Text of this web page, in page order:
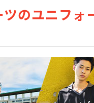
のユニフォ